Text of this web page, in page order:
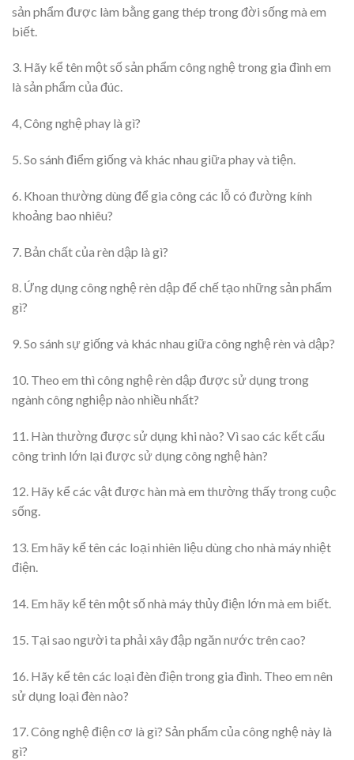
sản phẩm được làm bằng gang thép trong đời sống mà em
biết.
3. Hãy kể tên một số sản phẩm công nghệ trong gia đình em
là sản phẩm của đúc.
4, Công nghệ phay là gì?
5. So sánh điểm giống và khác nhau giữa phay và tiện.
6. Khoan thường dùng để gia công các lỗ có đường kính
khoảng bao nhiêu?
7. Bản chất của rèn dập là gì?
8. Ứng dụng công nghệ rèn dập để chế tạo những sản phẩm
gì?
9. So sánh sự giống và khác nhau giữa công nghệ rèn và dập?
10. Theo em thì công nghệ rèn dập được sử dụng trong
ngành công nghiệp nào nhiều nhất?
11. Hàn thường được sử dụng khi nào? Vì sao các kết cấu
công trình lớn lại được sử dụng công nghệ hàn?
12. Hãy kể các vật được hàn mà em thường thấy trong cuộc
sống.
13. Em hãy kể tên các loại nhiên liệu dùng cho nhà máy nhiệt
điện.
14. Em hãy kể tên một số nhà máy thủy điện lớn mà em biết.
15. Tại sao người ta phải xây đập ngăn nước trên cao?
16. Hãy kể tên các loại đèn điện trong gia đình. Theo em nên
sử dụng loại đèn nào?
17. Công nghệ điện cơ là gì? Sản phẩm của công nghệ này là
gì?